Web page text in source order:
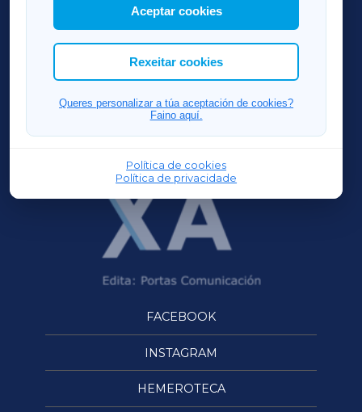
Así mesmo, podes personalizar a elección das
cookies que desexas permitir.
Aceptar cookies
Rexeitar cookies
Queres personalizar a túa aceptación de cookies?
Faino aquí.
Política de cookies
Política de privacidade
RIBEIRASACRAXA
ACORUÑAXA
FERROLXA
OURENSEXA
FACEBOOK
INSTAGRAM
HEMEROTECA